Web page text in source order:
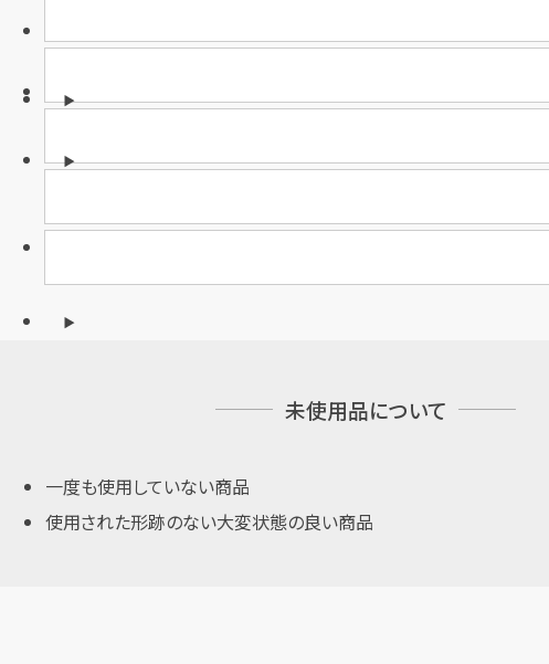
未使用品について
一度も使用していない商品
使用された形跡のない大変状態の良い商品